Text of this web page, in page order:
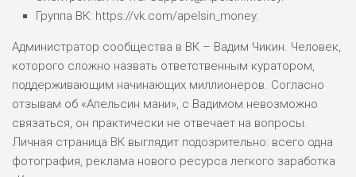
Группа ВК: https://vk.com/apelsin_money.
Администратор сообщества в ВК – Вадим Чикин. Человек,
которого сложно назвать ответственным куратором,
поддерживающим начинающих миллионеров. Согласно
отзывам об «Апельсин мани», с Вадимом невозможно
связаться, он практически не отвечает на вопросы.
Личная страница ВК выглядит подозрительно: всего одна
фотография, реклама нового ресурса легкого заработка